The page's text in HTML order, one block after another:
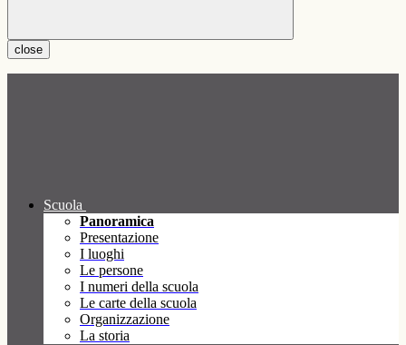
close
Scuola
Panoramica
Presentazione
I luoghi
Le persone
I numeri della scuola
Le carte della scuola
Organizzazione
La storia